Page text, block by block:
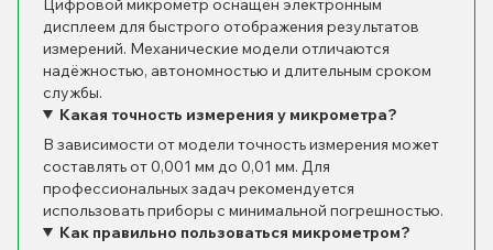
дисплеем для быстрого отображения результатов
измерений. Механические модели отличаются
надёжностью, автономностью и длительным сроком
службы.
Какая точность измерения у микрометра?
В зависимости от модели точность измерения может
составлять от 0,001 мм до 0,01 мм. Для
профессиональных задач рекомендуется
использовать приборы с минимальной погрешностью.
Как правильно пользоваться микрометром?